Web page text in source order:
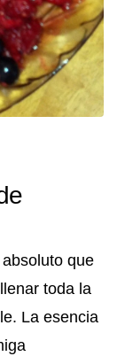
que
toda la
La esencia